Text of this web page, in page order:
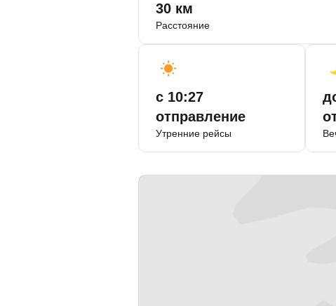
30 км
Расстояние
с 10:27
отправление
Утренние рейсы